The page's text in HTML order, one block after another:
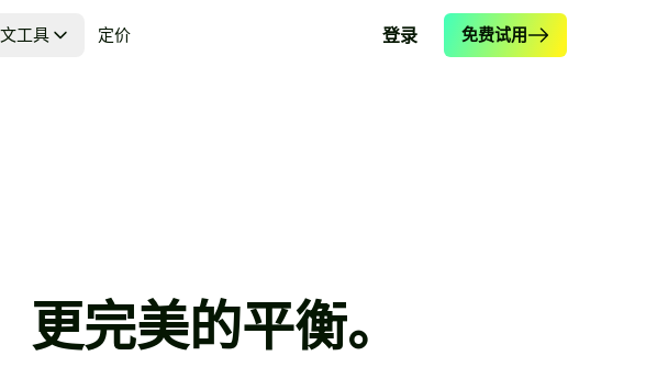
工具 定价 登录 免费试用
完美的平衡。